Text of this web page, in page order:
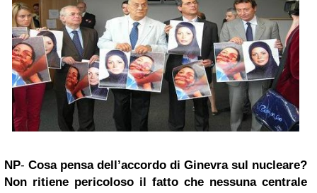
NP- Cosa pensa dell’accordo di Ginevra sul nucleare?
Non ritiene pericoloso il fatto che nessuna centrale